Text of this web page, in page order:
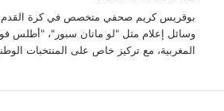
بوقريس كريم صحفي متخصص في كرة القدم،
وسائل إعلام مثل "لو ماتان سبور"، "أطلس
المغربية، مع تركيز خاص على المنتخبات